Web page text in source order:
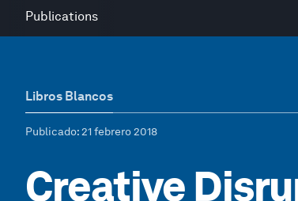
Publications
Libros Blancos
Publicado: 21 febrero 2018
Creative